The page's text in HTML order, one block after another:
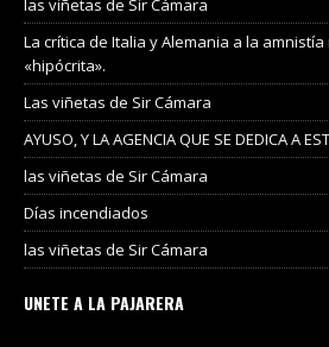
las viñetas de Sir Cámara
La crítica de Italia y Alemania a la
«hipócrita».
Las viñetas de Sir Cámara
AYUSO, Y LA AGENCIA QUE SE DEDICA A
las viñetas de Sir Cámara
Días incendiados
las viñetas de Sir Cámara
UNETE A LA PAJARERA